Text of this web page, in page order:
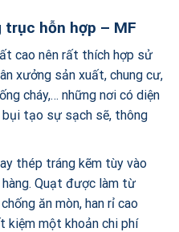
trục hỗn hợp – MF
cao nên rất thích hợp sử
xưởng sản xuất, chung cư,
cháy,… những nơi có diện
tạo sự sạch sẽ, thông
thép tráng kẽm tùy vào
Quạt được làm từ
ăn mòn, han rỉ cao
một khoản chi phí